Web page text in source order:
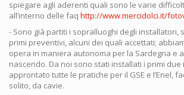
spiegare agli aderenti quali sono le varie
all’interno delle faq http://www.mercidolci.it/
- Sono già partiti i sopralluoghi degli installatori,
primi preventivi, alcuni dei quali accettati;
opera in maniera autonoma per la Sardegna e
nascendo. Da noi sono stati installati i primi due
approntato tutte le pratiche per il GSE e l’Enel,
solito, da cavie.